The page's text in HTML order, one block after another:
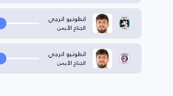
انطونيو انرجي
الجناح الأيمن
انطونيو انرجي
الجناح الأيمن